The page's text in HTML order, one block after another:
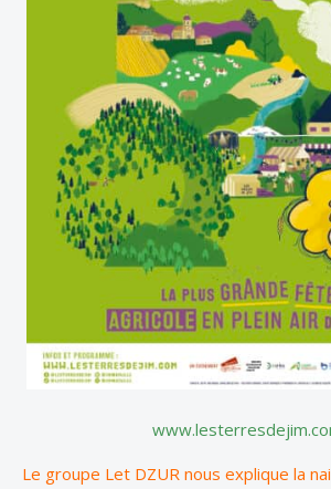
Le groupe Let DZUR nous explique la